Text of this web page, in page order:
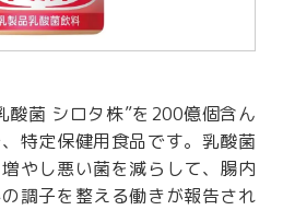
酸菌 シロタ株”を200億個含ん
特定保健用食品です。乳酸菌
やし悪い菌を減らして、腸内
調子を整える働きが報告され